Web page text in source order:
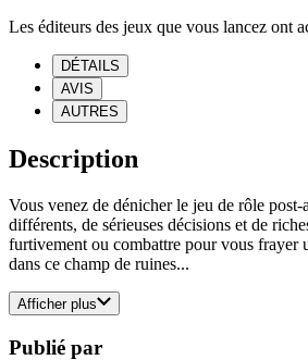
Les éditeurs des jeux que vous lancez ont
DÉTAILS
AVIS
AUTRES
Description
Vous venez de dénicher le jeu de rôle
différents, de sérieuses décisions et de
furtivement ou combattre pour vous frayer
dans ce champ de ruines...
Afficher plus
Publié par